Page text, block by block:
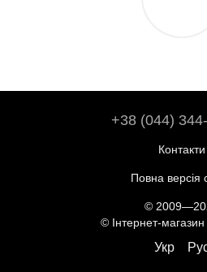
+38 (044)
Контакти
Повна версія
©
© Інтернет-
Укр